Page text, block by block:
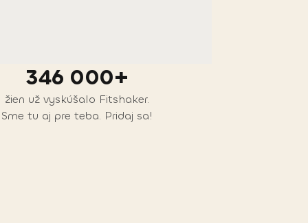
346 000+
žien už vyskúšalo Fitshaker.
Sme tu aj pre teba. Pridaj sa!